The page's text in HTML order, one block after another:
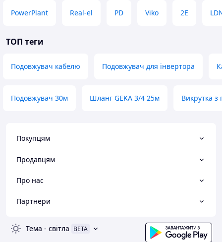
PowerPlant Real-el PD Viko 2E
ТОП теги
Подовжувач кабелю Подовжувач для інвертора
Подовжувач 30м Шланг GEKA 3/4 25м Викрутка
Покупцям
Продавцям
Про нас
Партнери
Тема - світла BETA